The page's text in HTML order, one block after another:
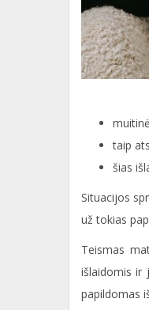
taip
šias
Situacijos
už tokias
Teismas
išlaidomis ir
papildomas